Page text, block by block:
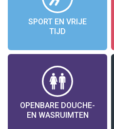
SPORT EN VRIJE
TIJD
OPENBARE DOUCHE-
EN WASRUIMTEN